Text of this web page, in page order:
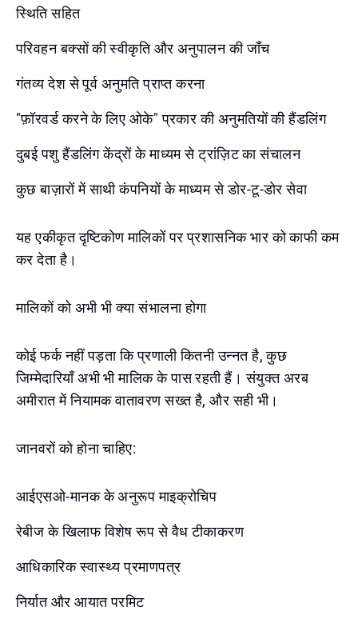
स्थिति सहित
परिवहन बक्सों की स्वीकृति और अनुपालन की जाँच
गंतव्य देश से पूर्व अनुमति प्राप्त करना
"फ़ॉरवर्ड करने के लिए ओके" प्रकार की अनुमतियों की हैंडलिंग
दुबई पशु हैंडलिंग केंद्रों के माध्यम से ट्रांज़िट का संचालन
कुछ बाज़ारों में साथी कंपनियों के माध्यम से डोर-टू-डोर सेवा
यह एकीकृत दृष्टिकोण मालिकों पर प्रशासनिक भार को काफी कम
कर देता है।
मालिकों को अभी भी क्या संभालना होगा
कोई फर्क नहीं पड़ता कि प्रणाली कितनी उन्नत है, कुछ
जिम्मेदारियाँ अभी भी मालिक के पास रहती हैं। संयुक्त अरब
अमीरात में नियामक वातावरण सख्त है, और सही भी।
जानवरों को होना चाहिए:
आईएसओ-मानक के अनुरूप माइक्रोचिप
रेबीज के खिलाफ विशेष रूप से वैध टीकाकरण
आधिकारिक स्वास्थ्य प्रमाणपत्र
निर्यात और आयात परमिट